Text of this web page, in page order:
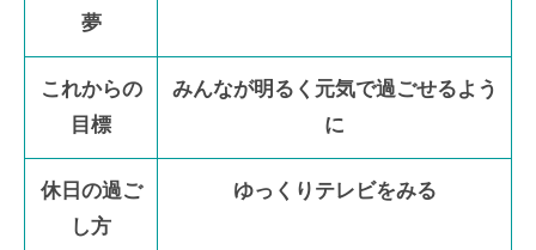
夢
これからの
目標
みんなが明るく元気で過ごせるよう
に
休日の過ご
し方
ゆっくりテレビをみる